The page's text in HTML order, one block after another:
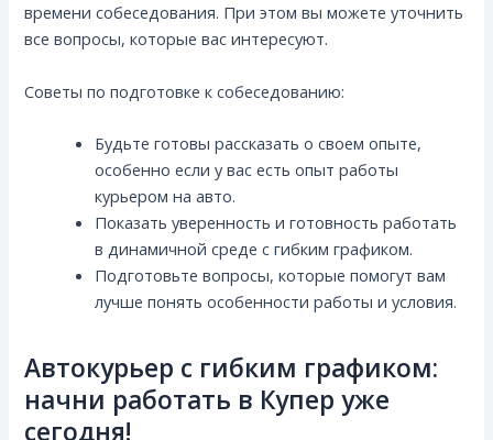
времени собеседования. При этом вы можете уточнить
все вопросы, которые вас интересуют.
Советы по подготовке к собеседованию:
Будьте готовы рассказать о своем опыте,
особенно если у вас есть опыт работы
курьером на авто.
Показать уверенность и готовность работать
в динамичной среде с гибким графиком.
Подготовьте вопросы, которые помогут вам
лучше понять особенности работы и условия.
Автокурьер с гибким графиком:
начни работать в Купер уже
сегодня!